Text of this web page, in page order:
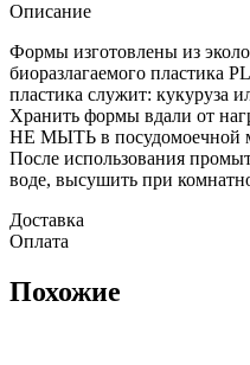
Описание
Формы изготовлены из
биоразлагаемого пластика
пластика служит: кукуруза
Хранить формы вдали от
НЕ МЫТЬ в посудомоечной
После использования
воде, высушить при
Доставка
Оплата
Похожие